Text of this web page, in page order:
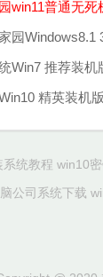
win11普通无死
园Windows8.1
Win7 推荐装机
精英装机
系统教程 win10
公司系统下载